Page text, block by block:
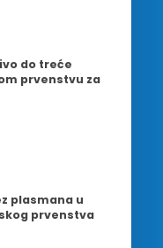
do treće
prvenstvu za
plasmana u
prvenstva